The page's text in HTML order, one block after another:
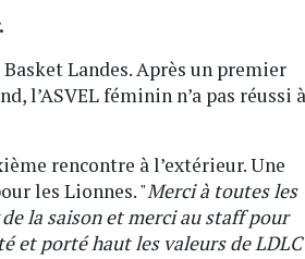
Landes. Après un premier
l’ASVEL féminin n’a pas réussi à
rencontre à l’extérieur. Une
les Lionnes. "Merci à toutes les
la saison et merci au staff pour
et porté haut les valeurs de LDLC